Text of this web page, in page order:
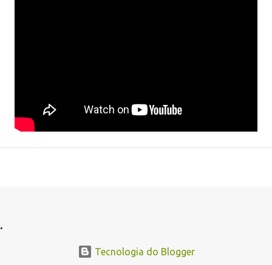
.
Tecnologia do Blogger